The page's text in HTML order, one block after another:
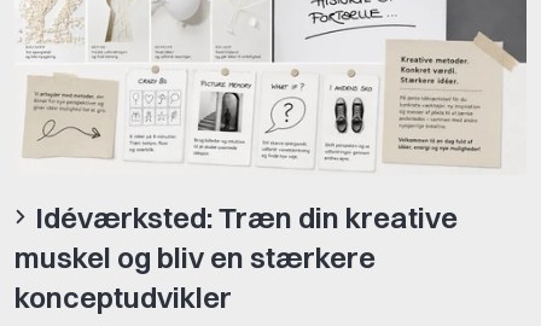
Idéværksted: Træn din kreative
muskel og bliv en stærkere
konceptudvikler